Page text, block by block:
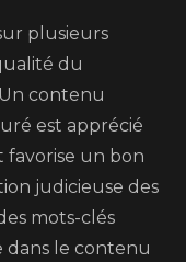
plusieurs
du
contenu
est apprécié
favorise un bon
judicieuse des
mots-clés
le contenu